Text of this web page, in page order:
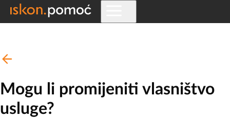
Mogu li promijeniti vlasništvo
usluge?